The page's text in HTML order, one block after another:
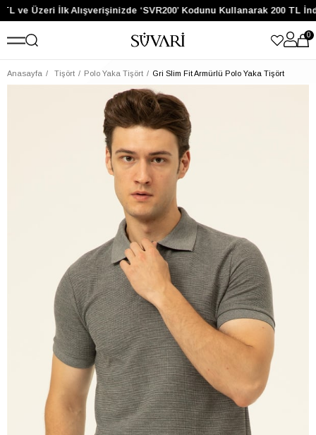
ve Üzeri İlk Alışverişinizde ‘SVR200’ Kodunu Kullanarak 200 TL
0
Anasayfa Tişört Polo Yaka Tişört Gri Slim Fit Armürlü Polo Yaka Tişört